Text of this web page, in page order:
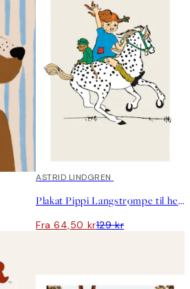
50%*
ASTRID LINDGREN
Plakat Pippi Langstrømpe til hest
Fra 64,50 kr129 kr